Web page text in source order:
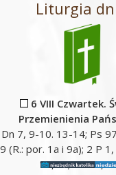
Liturgia
6 VIII Czwartek.
Przemienienia
Dn 7, 9-10. 13-14; Ps
9 (R.: por. 1a i 9a); 2 P
17, 5c; Mt 17,